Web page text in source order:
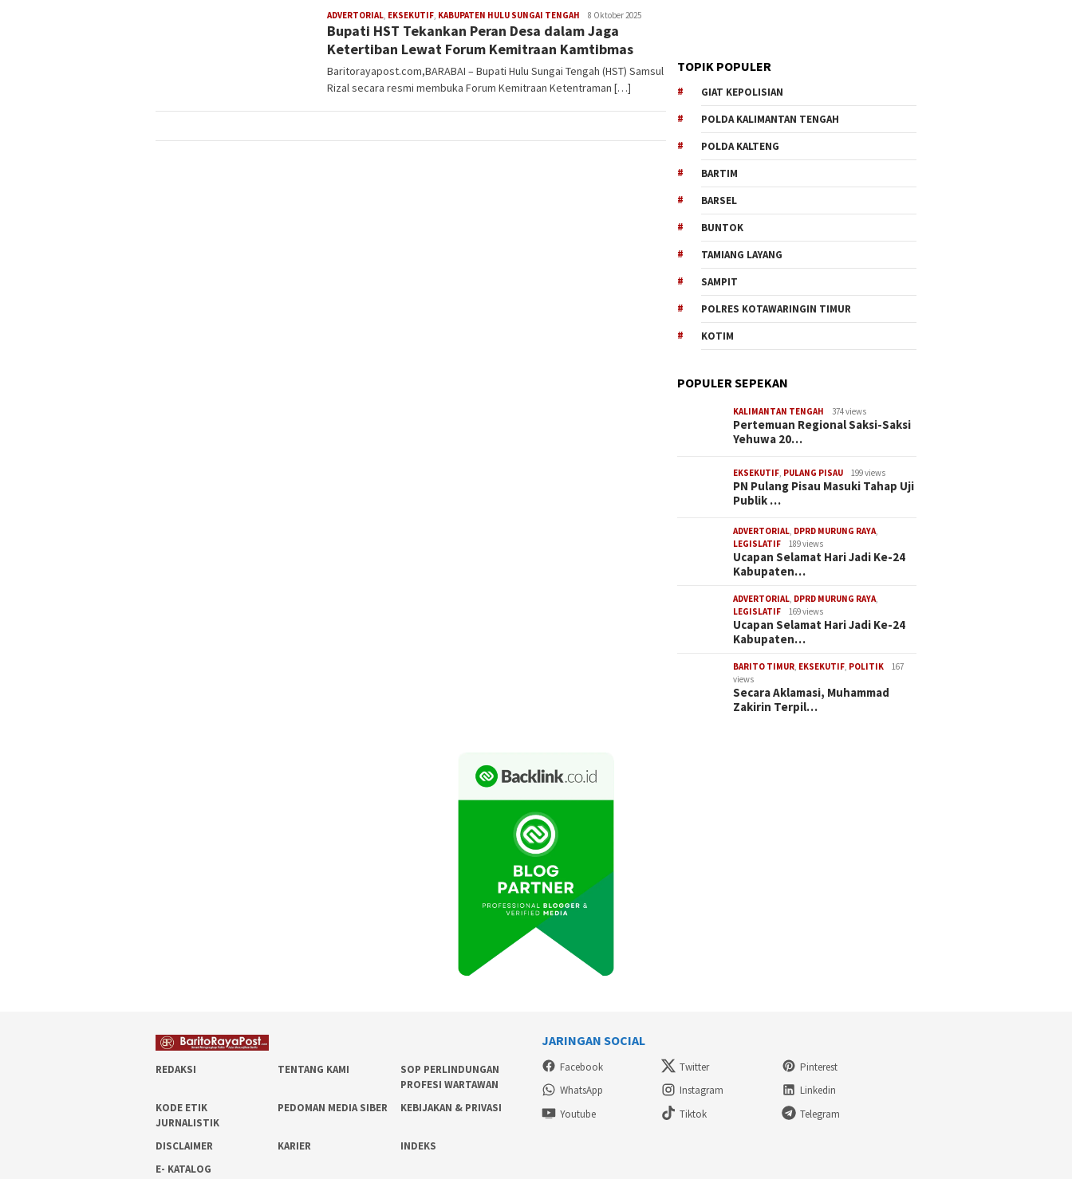
ADVERTORIAL, EKSEKUTIF, KABUPATEN HULU SUNGAI TENGAH Mask
95
8 Oktober 2025
Bupati HST Tekankan Peran Desa dalam Jaga
Ketertiban Lewat Forum Kemitraan Kamtibmas
Baritorayapost.com,BARABAI – Bupati Hulu Sungai Tengah (HST) Samsul
Rizal secara resmi membuka Forum Kemitraan Ketentraman […]
TOPIK POPULER
GIAT KEPOLISIAN
POLDA KALIMANTAN TENGAH
POLDA KALTENG
BARTIM
BARSEL
BUNTOK
TAMIANG LAYANG
SAMPIT
POLRES KOTAWARINGIN TIMUR
KOTIM
POPULER SEPEKAN
KALIMANTAN TENGAH 374 views
Pertemuan Regional Saksi-Saksi
Yehuwa 20…
EKSEKUTIF, PULANG PISAU 199 views
PN Pulang Pisau Masuki Tahap Uji
Publik …
ADVERTORIAL, DPRD MURUNG RAYA,
LEGISLATIF
189 views
Ucapan Selamat Hari Jadi Ke-24
Kabupaten…
ADVERTORIAL, DPRD MURUNG RAYA,
LEGISLATIF
169 views
Ucapan Selamat Hari Jadi Ke-24
Kabupaten…
BARITO TIMUR, EKSEKUTIF, POLITIK
167
views
Secara Aklamasi, Muhammad
Zakirin Terpil…
REDAKSI TENTANG KAMI
SOP PERLINDUNGAN
PROFESI WARTAWAN
KODE ETIK
JURNALISTIK
PEDOMAN MEDIA SIBER KEBIJAKAN & PRIVASI
DISCLAIMER KARIER
INDEKS
E- KATALOG
JARINGAN SOCIAL
Facebook Twitter
Pinterest
WhatsApp
Instagram
Linkedin
Youtube
Tiktok Telegram